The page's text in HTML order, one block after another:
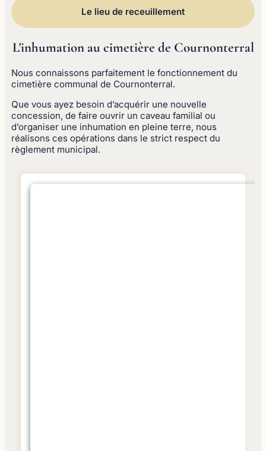
Le lieu de receuillement
L'inhumation au cimetière de Cournonterral
Nous connaissons parfaitement le fonctionnement du
cimetière communal de Cournonterral.
Que vous ayez besoin d’acquérir une nouvelle
concession, de faire ouvrir un caveau familial ou
d’organiser une inhumation en pleine terre, nous
réalisons ces opérations dans le strict respect du
règlement municipal.